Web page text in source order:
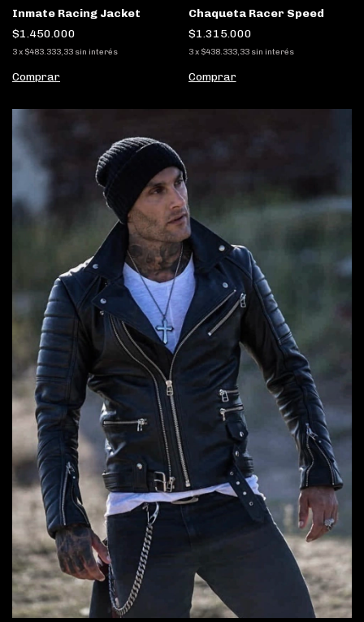
Inmate Racing Jacket
$1.450.000
3x $483.333,33 sin interés
Comprar
Chaqueta Racer Speed
$1.315.000
3 x $438.333,33 sin interés
Comprar